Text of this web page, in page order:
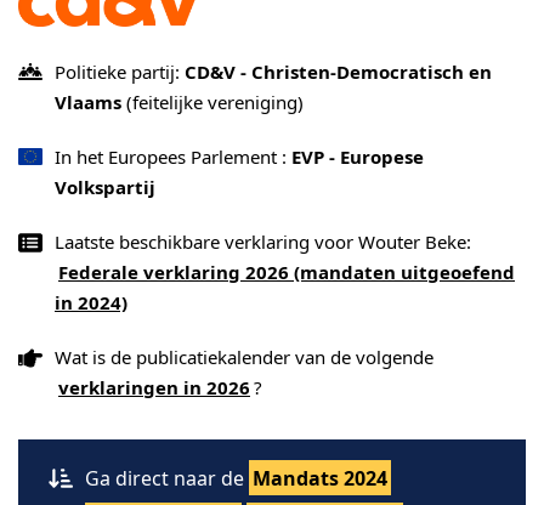
Politieke partij: CD&V - Christen-Democratisch en
Vlaams (feitelijke vereniging)
In het Europees Parlement : EVP - Europese
Volkspartij
Laatste beschikbare verklaring voor Wouter Beke:
Federale verklaring 2026 (mandaten uitgeoefend
in 2024)
Wat is de publicatiekalender van de volgende
verklaringen in 2026 ?
Ga direct naar de Mandats 2024